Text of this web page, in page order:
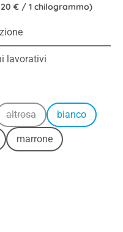
€ / 1 chilogrammo)
lavorativi
altrosa(Questa opzione non è al
bianco
marrone
la quantità